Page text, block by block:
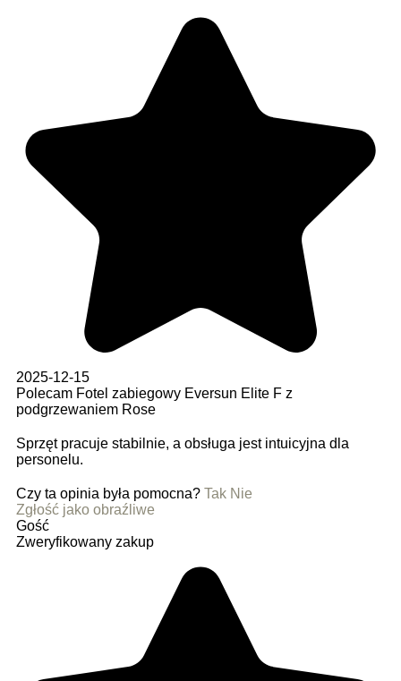
2025-12-15
Polecam Fotel zabiegowy Eversun Elite F z
podgrzewaniem Rose
Sprzęt pracuje stabilnie, a obsługa jest intuicyjna dla
personelu.
Czy ta opinia była pomocna? Tak Nie
Zgłość jako obraźliwe
Gość
Zweryfikowany zakup